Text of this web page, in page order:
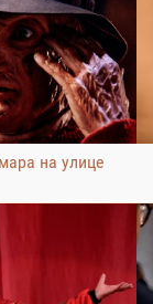
на улице